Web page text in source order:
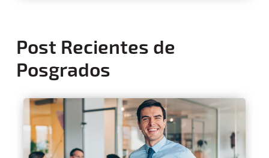
Post Recientes de
Posgrados